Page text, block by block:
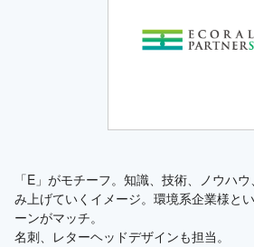
「E」がモチーフ。知識、技術、ノウハ
み上げていくイメージ。環境系企業様と
ーンがマッチ。
名刺、レターヘッドデザインも担当。